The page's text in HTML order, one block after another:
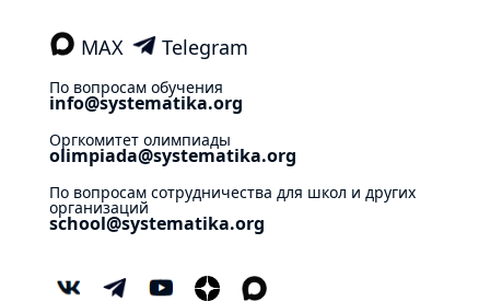
MAX Telegram
По вопросам обучения
info@systematika.org
Оргкомитет олимпиады
olimpiada@systematika.org
По вопросам сотрудничества для школ и других
организаций
school@systematika.org